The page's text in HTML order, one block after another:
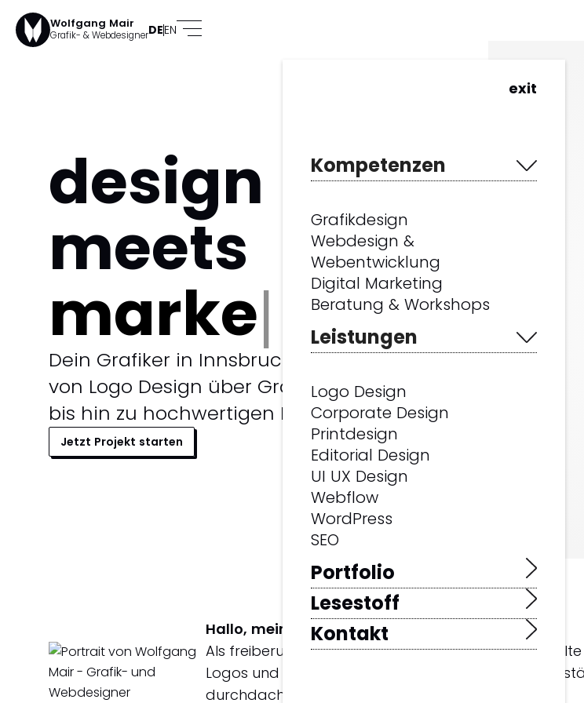
Wolfgang Mair
Grafik- & WebdesignerDEEN
exit
Kompetenzen
Grafikdesign
Webdesign &
Webentwicklung
Digital Marketing
Beratung & Workshops
Leistungen
Logo Design
Corporate Design
Printdesign
Editorial Design
UI UX Design
Webflow
WordPress
SEO
Portfolio
Lesestoff
Kontakt
design
meets
marketing.
Dein Grafiker in Innsbruck & Tirol –
von Logo Design über Grafikdesign
bis hin zu hochwertigen Drucksorten.
Jetzt Projekt starten
Hallo, mein Name ist Wolfgang Mair.
Als freiberuflicher Grafiker in Innsbruck & Tirol
Logos und Markenauftritte für Unternehmen,
durchdacht und abgestimmt auf deine Marke.